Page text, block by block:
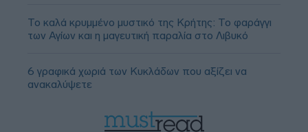
Το καλά κρυμμένο μυστικό της Κρήτης: Το φαράγγι
των Αγίων και η μαγευτική παραλία στο Λιβυκό
6 γραφικά χωριά των Κυκλάδων που αξίζει να
ανακαλύψετε